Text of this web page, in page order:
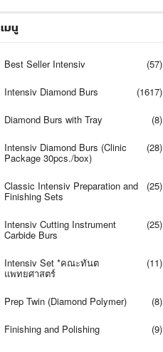
เมนู
Best Seller Intensiv (57)
Intensiv Diamond Burs (1617)
Diamond Burs with Tray (8)
Intensiv Diamond Burs (Clinic
Package 30pcs./box)
(28)
Classic Intensiv Preparation and
Finishing Sets
(25)
Intensiv Cutting Instrument
Carbide Burs
(25)
Intensiv Set *คณะทันต
แพทยศาสตร์
(11)
Prep Twin (Diamond Polymer) (8)
Finishing and Polishing (9)